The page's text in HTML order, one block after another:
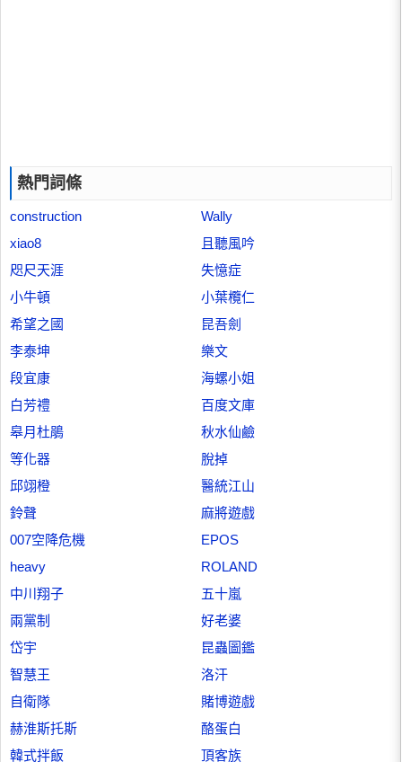
熱門詞條
construction
Wally
xiao8
且聽風吟
咫尺天涯
失憶症
小牛頓
小葉欖仁
希望之國
昆吾劍
李泰坤
樂文
段宜康
海螺小姐
白芳禮
百度文庫
皋月杜鵑
秋水仙鹼
等化器
脫掉
邱翊橙
醫統江山
鈴聲
麻將遊戲
007空降危機
EPOS
heavy
ROLAND
中川翔子
五十嵐
兩黨制
好老婆
岱宇
昆蟲圖鑑
智慧王
洛汗
自衛隊
賭博遊戲
赫淮斯托斯
酪蛋白
韓式拌飯
頂客族